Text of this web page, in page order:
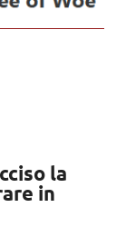
la
in